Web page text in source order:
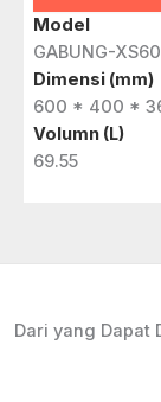
Model
GABUNG-
Dimensi (mm)
600 * 400 *
Volumn (L)
69.55
Dari yang Dapat